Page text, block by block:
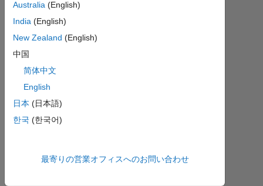
MATLAB Answers
コントリビューション 3
タイムライン
Australia (English)
India (English)
New Zealand (English)
中国
简体中文
English
日本 (日本語)
한국 (한국어)
最寄りの営業オフィスへのお問い合わせ